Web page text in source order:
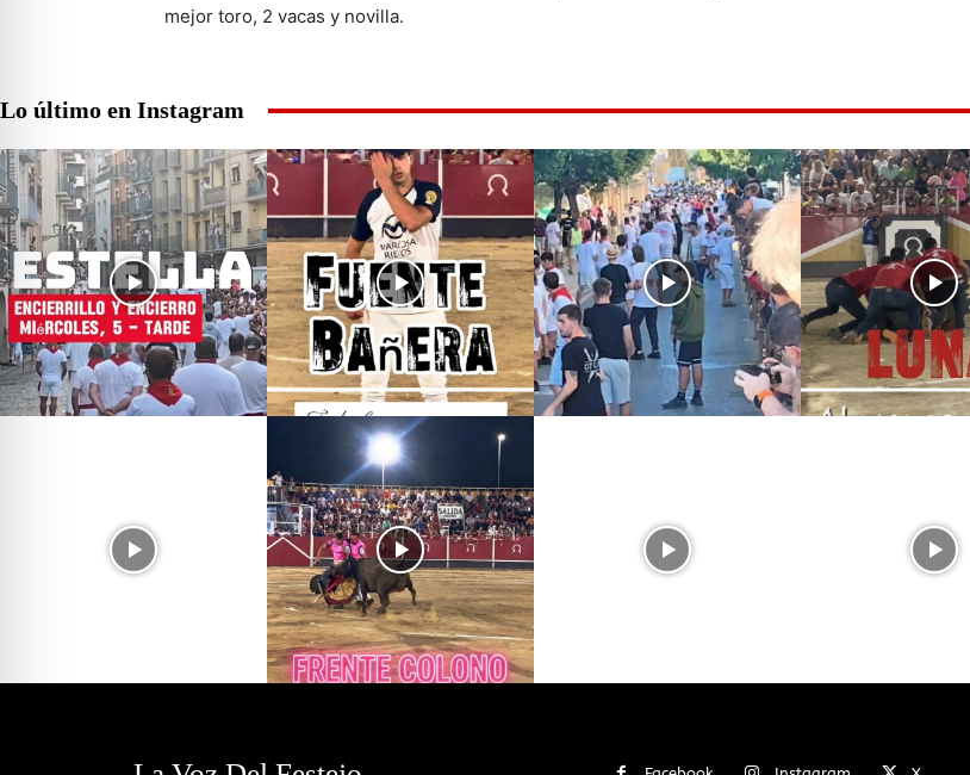
mejor toro, 2 vacas y novilla.
Lo último en Instagram